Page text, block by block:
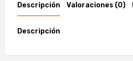
Descripción Valoraciones (0)
Descripción